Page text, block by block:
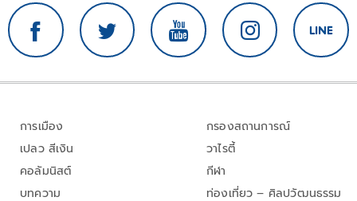
การเมือง
เปลว สีเงิน
คอลัมนิสต์
บทความ
กรองสถานการณ์
วาไรตี้
กีฬา
ท่องเที่ยว – ศิลปวัฒนธรรม